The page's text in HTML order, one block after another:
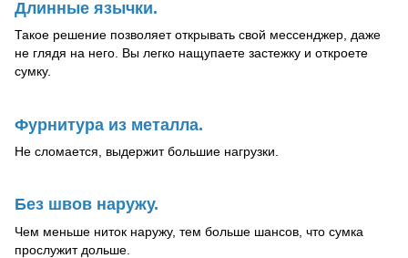
Длинные язычки.
Такое решение позволяет открывать свой мессенджер, даже
не глядя на него. Вы легко нащупаете застежку и откроете
сумку.
Фурнитура из металла.
Не сломается, выдержит большие нагрузки.
Без швов наружу.
Чем меньше ниток наружу, тем больше шансов, что сумка
прослужит дольше.